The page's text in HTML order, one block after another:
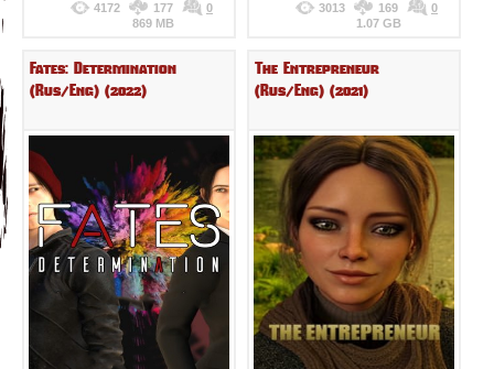
4172 177
0
869 MB
3013 169
0
1.07 GB
Fates: Determination
(Rus/Eng) (2022)
The Entrepreneur
(Rus/Eng) (2021)